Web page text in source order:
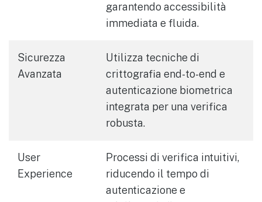
garantendo accessibilità
immediata e fluida.
Sicurezza
Avanzata
Utilizza tecniche di
crittografia end-to-end e
autenticazione biometrica
integrata per una verifica
robusta.
User
Experience
Processi di verifica intuitivi,
riducendo il tempo di
autenticazione e